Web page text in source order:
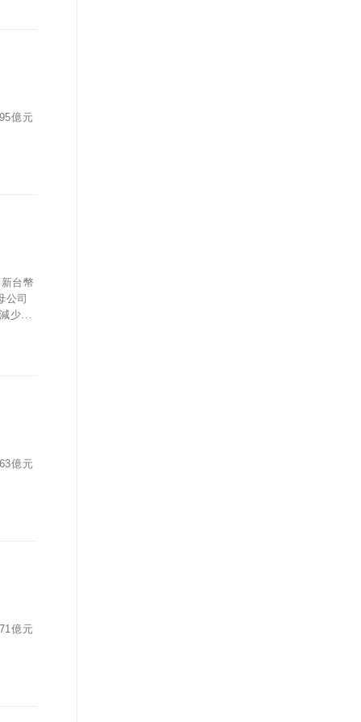
億元
台幣
公司
少...
億元
億元